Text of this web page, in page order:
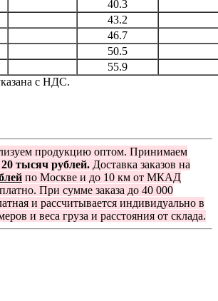
40.3
43.2
46.7
50.5
55.9
с НДС.
продукцию оптом. Принимаем
20 тысяч рублей. Доставка заказов на
по Москве и до 10 км от МКАД
При сумме заказа до 40 000
и рассчитывается индивидуально в
и веса груза и расстояния от склада.